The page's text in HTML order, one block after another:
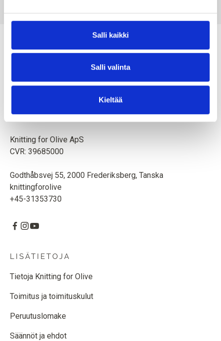
Salli kaikki
Salli valinta
Kieltää
eläimiä ja ympäristöä kunnioittaen. Toimipaikka on
Kööpenhaminassa, Tanskassa.
Knitting for Olive ApS
CVR: 39685000
Godthåbsvej 55, 2000 Frederiksberg, Tanska
knittingforolive
+45-31353730
LISÄTIETOJA
Tietoja Knitting for Olive
Toimitus ja toimituskulut
Peruutuslomake
Säännöt ja ehdot